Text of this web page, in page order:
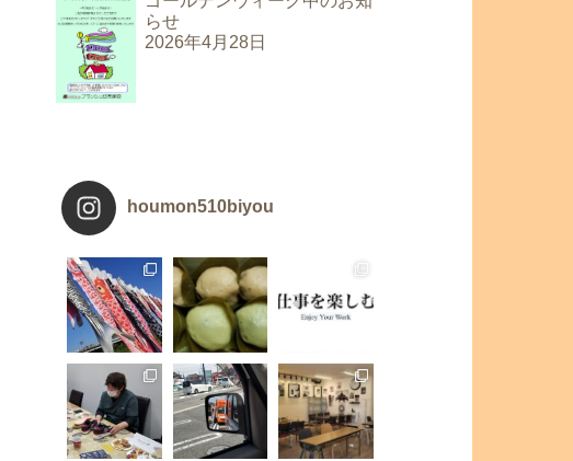
らせ
2026年4月28日
houmon510biyou